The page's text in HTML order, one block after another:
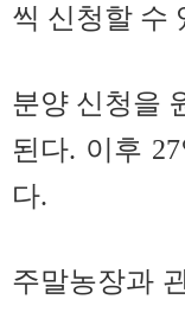
씩 신청할 수
분양 신청을
된다. 이후
다.
주말농장과